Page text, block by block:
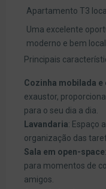
Apartamento T3
Uma excelente
moderno e bem
Principais
Cozinha mobilada e
exaustor,
para o seu dia a dia.
Lavandaria: Espaço
organização das
Sala em open-space
para momentos de
amigos.